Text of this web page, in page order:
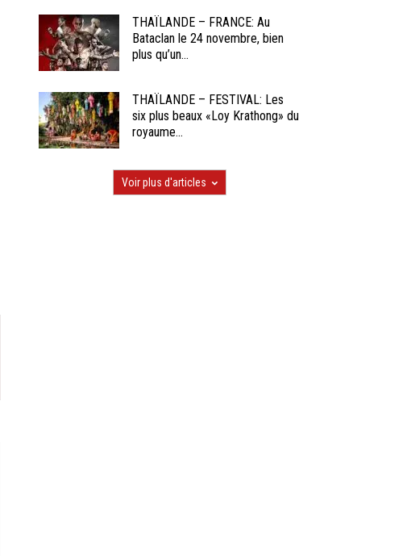
THAÏLANDE – FRANCE: Au
Bataclan le 24 novembre, bien
plus qu’un...
THAÏLANDE – FESTIVAL: Les
six plus beaux «Loy Krathong» du
royaume...
Voir plus d'articles